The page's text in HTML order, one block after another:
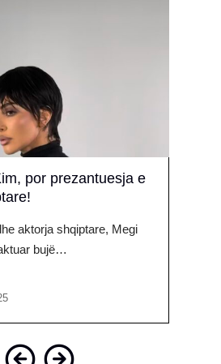
por prezantuesja e
aktorja shqiptare, Megi
bujë…